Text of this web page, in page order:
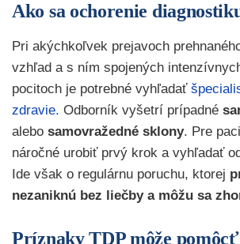
Ako sa ochorenie
Pri akýchkoľvek prejavoch
vzhľad a s ním spojených
pocitoch je potrebné vyhľadať
zdravie. Odborník vyšetrí prípadné
alebo samovražedné sklony. Pre
náročné urobiť prvý krok a vyhľadať
Ide však o regulárnu poruchu, ktorej
nezaniknú bez liečby a môžu sa
Príznaky TDP môže